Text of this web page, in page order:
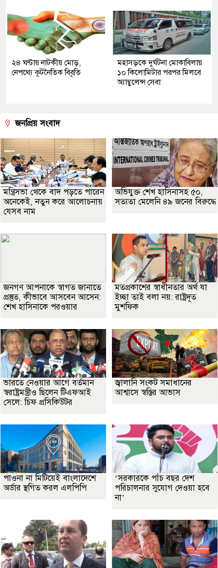
২৪ ঘণ্টায় নাটকীয় মোড়,
নেপথ্যে কূটনৈতিক বিবৃতি
মহাসড়কে দুর্ঘটনা মোকাবিলায়
১০ কিলোমিটার পরপর মিলবে
অ্যাম্বুলেন্স সেবা
জনপ্রিয় সংবাদ
মন্ত্রিসভা থেকে বাদ পড়তে পারেন
অনেকেই, নতুন করে আলোচনায়
যেসব নাম
অভিযুক্ত শেখ হাসিনাসহ ৫০,
সত্যতা মেলেনি ৪৯ জনের বিরুদ্ধে
জনগণ আপনাকে স্বাগত জানাতে
প্রস্তুত, কীভাবে আসবেন আসেন:
শেখ হাসিনাকে পরওয়ার
মতপ্রকাশের স্বাধীনতার অর্থ যা
ইচ্ছা তাই বলা নয়: রাষ্ট্রদূত
মুশফিক
ভারতে নেওয়ার আগে বর্তমান
স্বরাষ্ট্রমন্ত্রীও ছিলেন টিএফআই
সেলে: চিফ প্রসিকিউটর
জ্বালানি সংকট সমাধানের
আশ্বাসে স্বস্তির আভাস
পাওনা না মিটিয়েই বাংলাদেশে
অর্ডার স্থগিত করল এলপিপি
‘সরকারকে পাঁচ বছর দেশ
পরিচালনার সুযোগ দেওয়া হবে
না’